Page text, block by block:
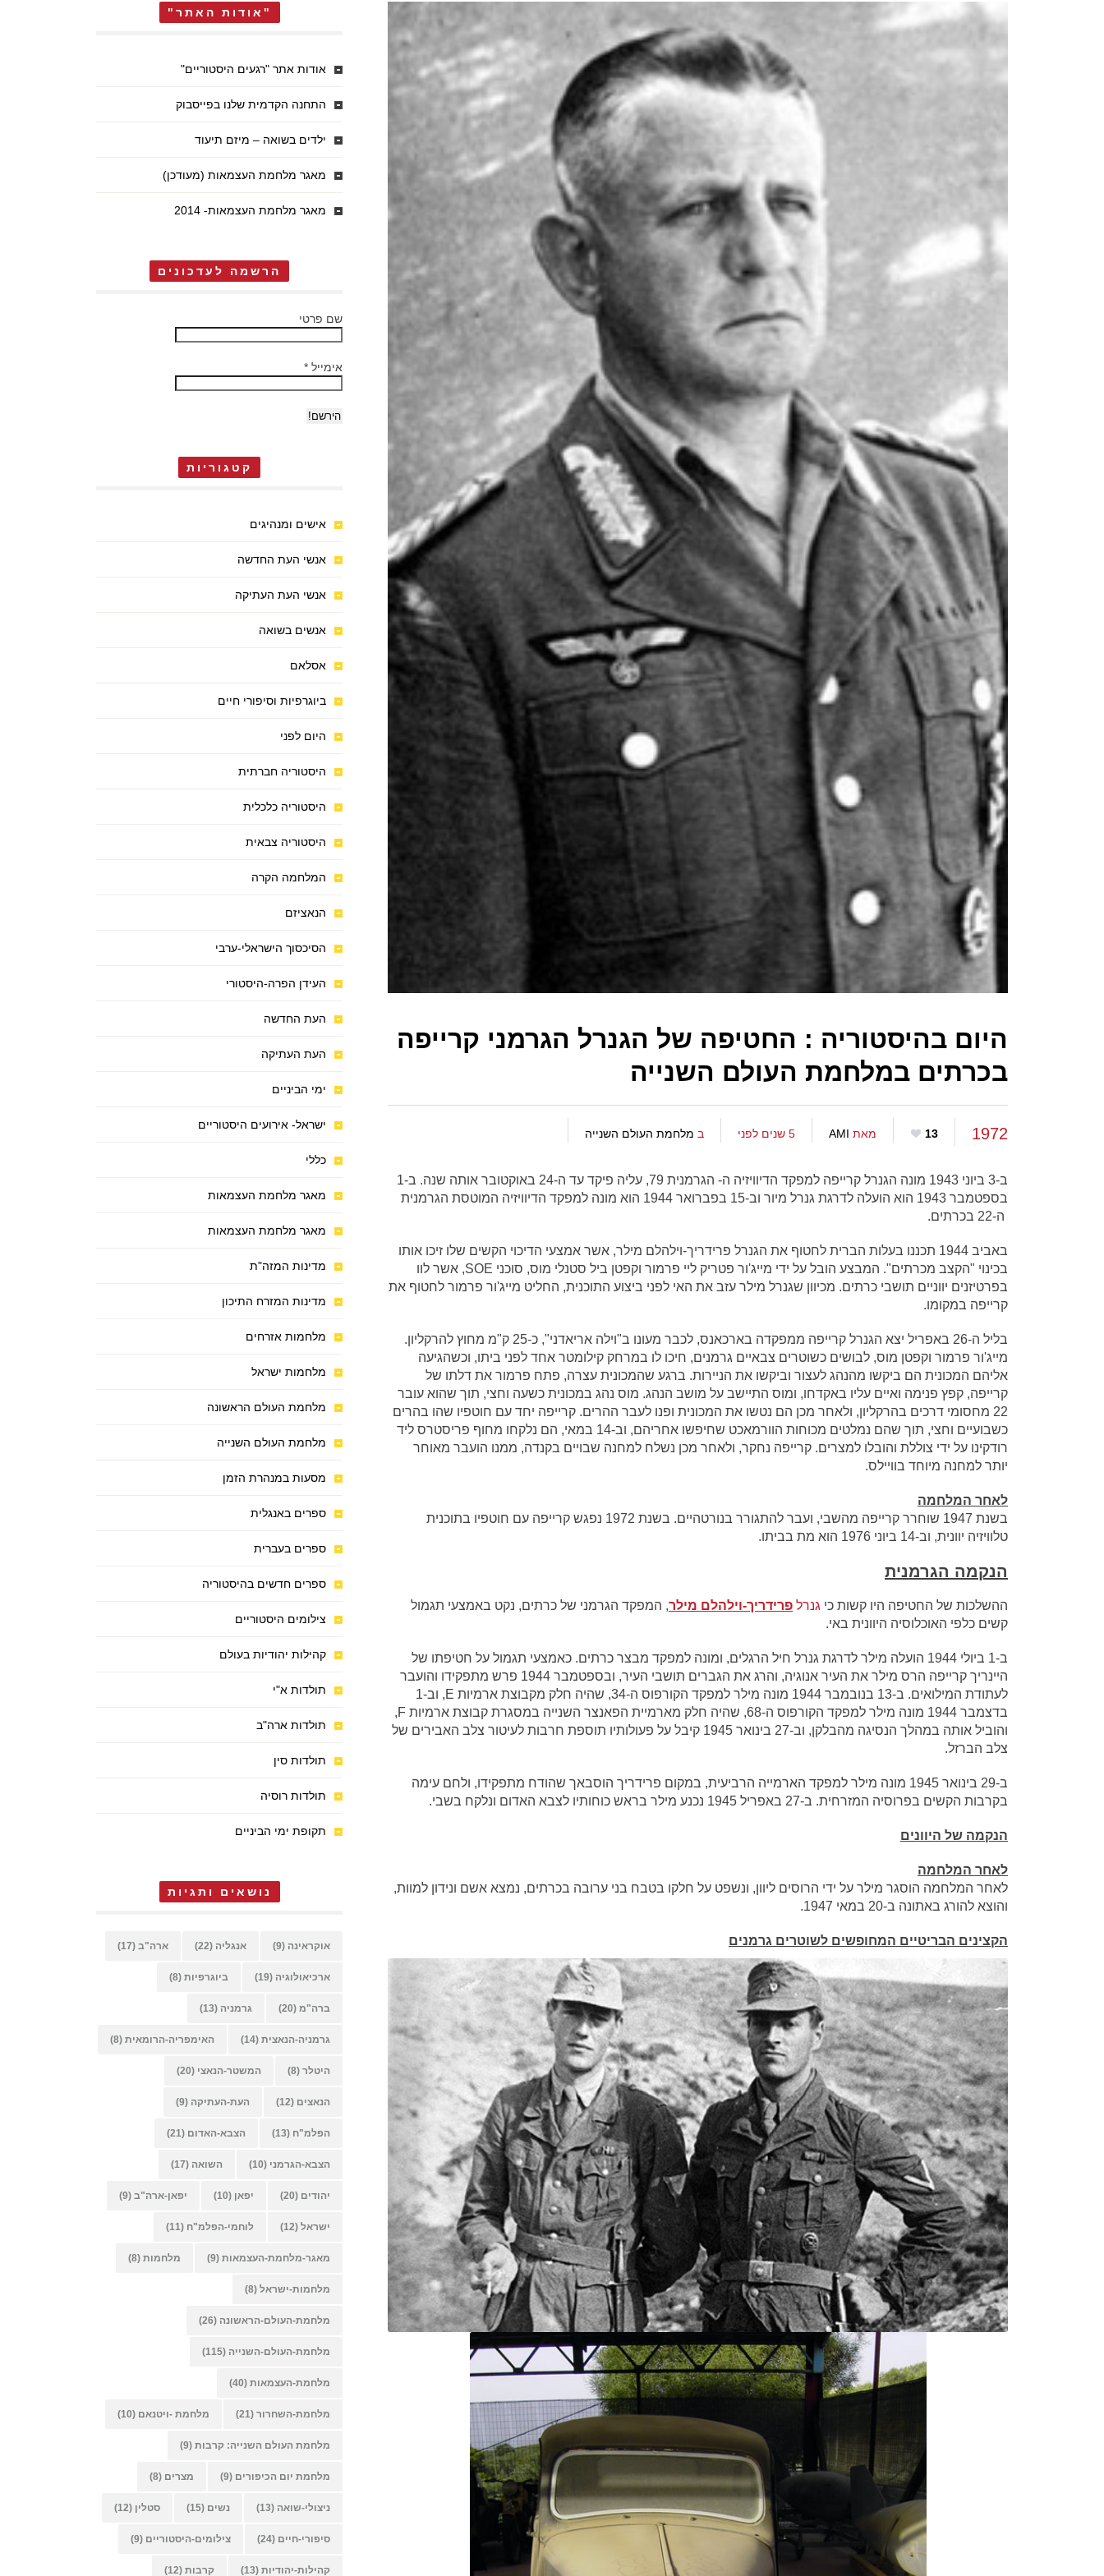
היום בהיסטוריה : החטיפה של הגנרל הגרמני קרייפה
בכרתים במלחמת העולם השנייה
1972
13 מאת AMI 5 שנים לפני ב מלחמת העולם השנייה
ב-3 ביוני 1943 מונה הגנרל קרייפה למפקד הדיוויזיה ה- הגרמנית 79, עליה פיקד עד ה-24 באוקטובר אותה שנה. ב-1
בספטמבר 1943 הוא הועלה לדרגת גנרל מיור וב-15 בפברואר 1944 הוא מונה למפקד הדיוויזיה המוטסת הגרמנית
ה-22 בכרתים.
באביב 1944 תכננו בעלות הברית לחטוף את הגנרל פרידריך-וילהלם מילר, אשר אמצעי הדיכוי הקשים שלו זיכו אותו
בכינוי "הקצב מכרתים". המבצע הובל על ידי מייג'ור פטריק ליי פרמור וקפטן ביל סטנלי מוס, סוכני SOE, אשר לוו
בפרטיזנים יווניים תושבי כרתים. מכיוון שגנרל מילר עזב את האי לפני ביצוע התוכנית, החליט מייג'ור פרמור לחטוף את
קרייפה במקומו.
בליל ה-26 באפריל יצא הגנרל קרייפה ממפקדה בארכאנס, לכבר מעונו ב"וילה אריאדני", כ-25 ק"מ מחוץ להרקליון.
מייג'ור פרמור וקפטן מוס, לבושים כשוטרים צבאיים גרמנים, חיכו לו במרחק קילומטר אחד לפני ביתו, וכשהגיעה
אליהם המכונית הם ביקשו מהנהג לעצור וביקשו את הניירות. ברגע שהמכונית עצרה, פתח פרמור את דלתו של
קרייפה, קפץ פנימה ואיים עליו באקדחו, ומוס התיישב על מושב הנהג. מוס נהג במכונית כשעה וחצי, תוך שהוא עובר
22 מחסומי דרכים בהרקליון, ולאחר מכן הם נטשו את המכונית ופנו לעבר ההרים. קרייפה יחד עם חוטפיו שהו בהרים
כשבועיים וחצי, תוך שהם נמלטים מכוחות הוורמאכט שחיפשו אחריהם, וב-14 במאי, הם נלקחו מחוף פריסטרס ליד
רודקינו על ידי צוללת והובלו למצרים. קרייפה נחקר, ולאחר מכן נשלח למחנה שבויים בקנדה, ממנו הועבר מאוחר
יותר למחנה מיוחד בוויילס.
לאחר המלחמה
בשנת 1947 שוחרר קרייפה מהשבי, ועבר להתגורר בנורטהיים. בשנת 1972 נפגש קרייפה עם חוטפיו בתוכנית
טלוויזיה יוונית, וב-14 ביוני 1976 הוא מת בביתו.
הנקמה הגרמנית
ההשלכות של החטיפה היו קשות כי גנרל פרידריך-וילהלם מילר, המפקד הגרמני של כרתים, נקט באמצעי תגמול
קשים כלפי האוכלוסיה היוונית באי.
ב-1 ביולי 1944 הועלה מילר לדרגת גנרל חיל הרגלים, ומונה למפקד מבצר כרתים. כאמצעי תגמול על חטיפתו של
היינריך קרייפה הרס מילר את העיר אנוגיה, והרג את הגברים תושבי העיר, ובספטמבר 1944 פרש מתפקידו והועבר
לעתודת המילואים. ב-13 בנובמבר 1944 מונה מילר למפקד הקורפוס ה-34, שהיה חלק מקבוצת ארמיות E, וב-1
בדצמבר 1944 מונה מילר למפקד הקורפוס ה-68, שהיה חלק מארמיית הפאנצר השנייה במסגרת קבוצת ארמיות F,
והוביל אותה במהלך הנסיגה מהבלקן, וב-27 בינואר 1945 קיבל על פעולותיו תוספת חרבות לעיטור צלב האבירים של
צלב הברזל.
ב-29 בינואר 1945 מונה מילר למפקד הארמייה הרביעית, במקום פרידריך הוסבאך שהודח מתפקידו, ולחם עימה
בקרבות הקשים בפרוסיה המזרחית. ב-27 באפריל 1945 נכנע מילר בראש כוחותיו לצבא האדום ונלקח בשבי.
הנקמה של היוונים
לאחר המלחמה
לאחר המלחמה הוסגר מילר על ידי הרוסים ליוון, ונשפט על חלקו בטבח בני ערובה בכרתים, נמצא אשם ונידון למוות,
והוצא להורג באתונה ב-20 במאי 1947.
הקצינים הבריטיים המחופשים לשוטרים גרמנים
"אודות האתר"
אודות אתר "רגעים היסטוריים"
התחנה הקדמית שלנו בפייסבוק
ילדים בשואה – מיזם תיעוד
מאגר מלחמת העצמאות (מעודכן)
מאגר מלחמת העצמאות- 2014
הרשמה לעדכונים
שם פרטי
אימייל *
קטגוריות
אישים ומנהיגים
אנשי העת החדשה
אנשי העת העתיקה
אנשים בשואה
אסלאם
ביוגרפיות וסיפורי חיים
היום לפני
היסטוריה חברתית
היסטוריה כלכלית
היסטוריה צבאית
המלחמה הקרה
הנאציזם
הסיכסוך הישראלי-ערבי
העידן הפרה-היסטורי
העת החדשה
העת העתיקה
ימי הביניים
ישראל- אירועים היסטוריים
כללי
מאגר מלחמת העצמאות
מאגר מלחמת העצמאות
מדינות המזה"ת
מדינות המזרח התיכון
מלחמות אזרחים
מלחמות ישראל
מלחמת העולם הראשונה
מלחמת העולם השנייה
מסעות במנהרת הזמן
ספרים באנגלית
ספרים בעברית
ספרים חדשים בהיסטוריה
צילומים היסטוריים
קהילות יהודיות בעולם
תולדות א"י
תולדות ארה"ב
תולדות סין
תולדות רוסיה
תקופת ימי הביניים
נושאים ותגיות
אוקראינה (9) אנגליה (22) ארה"ב (17)
ארכיאולוגיה (19) ביוגרפיות (8)
ברה"מ (20) גרמניה (13)
גרמניה-הנאצית (14) האימפריה-הרומאית (8)
היטלר (8) המשטר-הנאצי (20)
הנאצים (12) העת-העתיקה (9)
הפלמ"ח (13) הצבא-האדום (21)
הצבא-הגרמני (10) השואה (17)
יהודים (20) יפאן (10) יפאן-ארה"ב (9)
ישראל (12) לוחמי-הפלמ"ח (11)
מאגר-מלחמת-העצמאות (9) מלחמות (8)
מלחמות-ישראל (8)
מלחמת-העולם-הראשונה (26)
מלחמת-העולם-השנייה (115)
מלחמת-העצמאות (40)
מלחמת-השחרור (21) מלחמת -ויטנאם (10)
מלחמת העולם השנייה: קרבות (9)
מלחמת יום הכיפורים (9) מצרים (8)
ניצולי-שואה (13) נשים (15) סטלין (12)
סיפורי-חיים (24) צילומים-היסטוריים (9)
קהילות-יהודיות (13) קרבות (12)